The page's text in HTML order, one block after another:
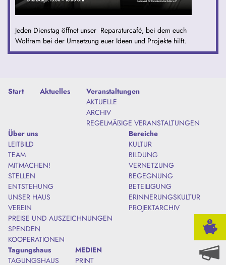
Jeden Dienstag öffnet unser Reparaturcafé, bei dem euch
Wolfram bei der Umsetzung euer Ideen und Projekte hilft.
Start Aktuelles
Veranstaltungen
AKTUELLE
ARCHIV
REGELMÄßIGE VERANSTALTUNGEN
Über uns
LEITBILD
TEAM
MITMACHEN!
STELLEN
ENTSTEHUNG
UNSER HAUS
VEREIN
PREISE UND AUSZEICHNUNGEN
SPENDEN
KOOPERATIONEN
Bereiche
KULTUR
BILDUNG
VERNETZUNG
BEGEGNUNG
BETEILIGUNG
ERINNERUNGSKULTUR
PROJEKTARCHIV
Tagungshaus
TAGUNGSHAUS
MEDIEN
PRINT